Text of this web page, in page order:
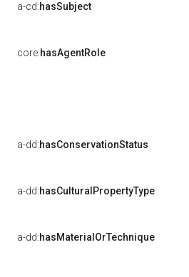
a-cd:hasSubject
core:hasAgentRole
a-dd:hasConservationStatus
a-dd:hasCulturalPropertyType
a-dd:hasMaterialOrTechnique